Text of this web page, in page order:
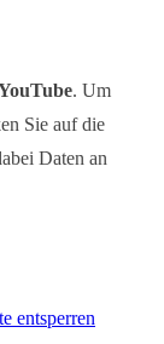
. Um
Sie auf die
Daten an
entsperren